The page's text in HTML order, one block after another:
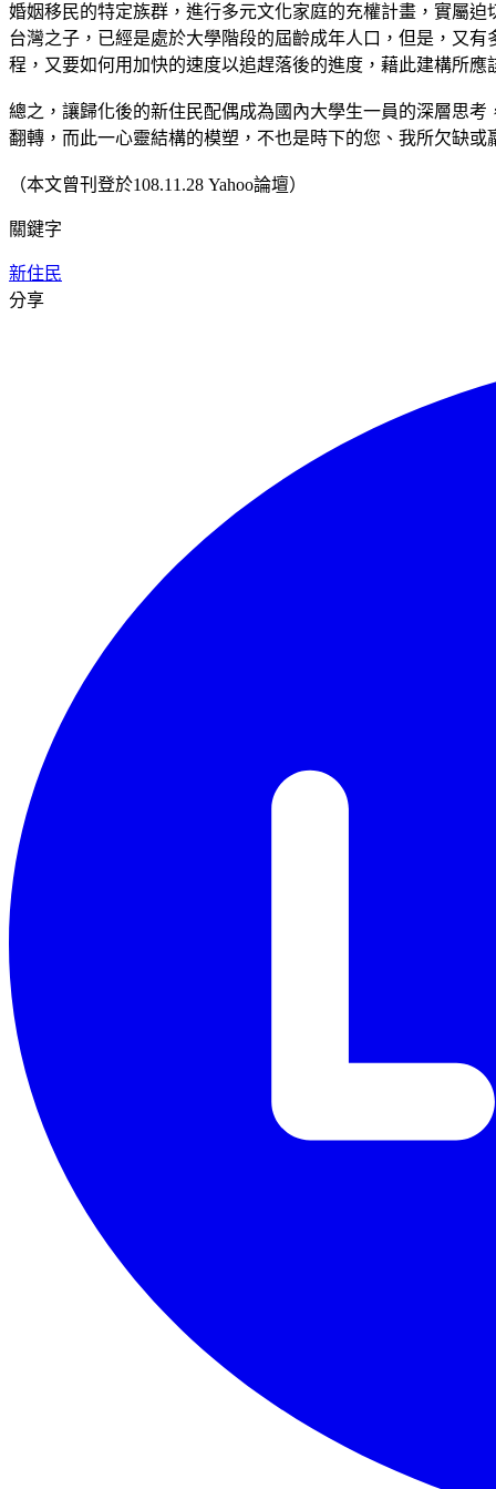
婚姻移民的特定族群，進行多元文化家庭的充權計畫，實屬
台灣之子，已經是處於大學階段的屆齡成年人口，但是，又
程，又要如何用加快的速度以追趕落後的進度，藉此建構所
總之，讓歸化後的新住民配偶成為國內大學生一員的深層思
翻轉，而此一心靈結構的模塑，不也是時下的您、我所欠缺或
（本文曾刊登於108.11.28 Yahoo論壇）
關鍵字
新住民
分享